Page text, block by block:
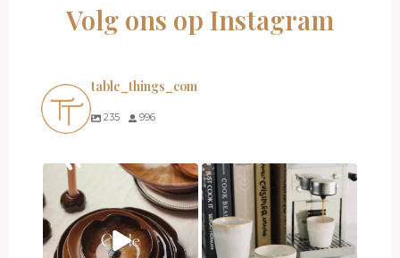
Volg ons op Instagram
table_things_com
235 996